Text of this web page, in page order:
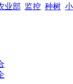
业部 监控 种树